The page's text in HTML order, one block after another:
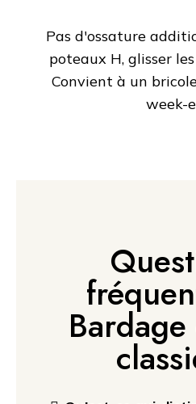
Pas d'ossature
poteaux H, glisser
Convient à un
week-